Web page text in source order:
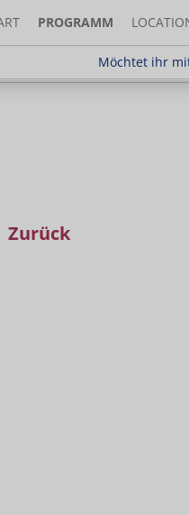
PROGRAMM
Möchtet ihr
Möchtet ihr mit eurem
Zurück